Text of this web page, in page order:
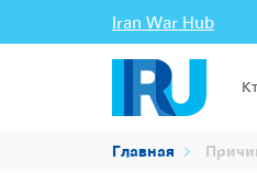
Iran War Hub
Главная